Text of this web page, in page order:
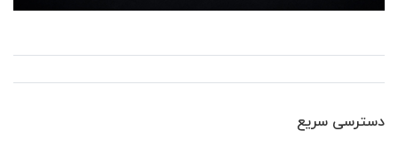
دسترسی سریع